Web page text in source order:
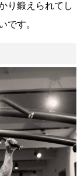
り鍛えられてし
です。